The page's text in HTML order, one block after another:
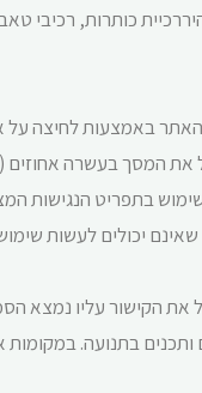
כותרות, רכיבי
המסך בעשרה אחוזים (10%)
בתפריט הנגישות